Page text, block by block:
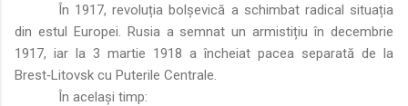
În 1917, revoluția bolșevică a schimbat radical situația
din estul Europei. Rusia a semnat un armistițiu în decembrie
1917, iar la 3 martie 1918 a încheiat pacea separată de la
Brest‑Litovsk cu Puterile Centrale.
În același timp: